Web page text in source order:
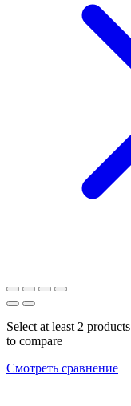
Select at least 2 products
to compare
Смотреть сравнение